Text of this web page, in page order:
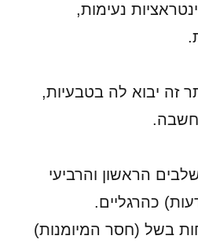
נעימות,
זה יבוא לה בטבעיות,
הראשון והרביעי
כהרגליים.
בשל (חסר המיומנות)